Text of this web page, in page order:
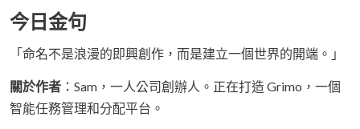
今日金句
「命名不是浪漫的即興創作，而是建立一個世界的開端。」
關於作者 ：Sam，一人公司創辦人。正在打造 Grimo，一個
智能任務管理和分配平台。